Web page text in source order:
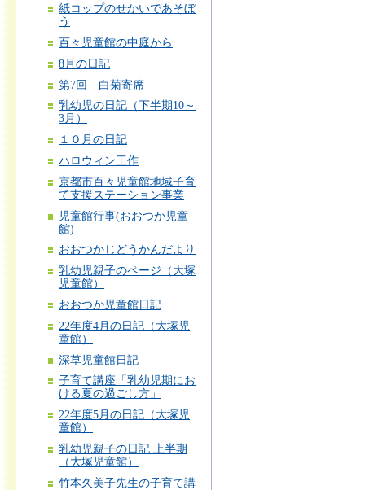
紙コップのせかいであそぼ
う
百々児童館の中庭から
8月の日記
第7回 白菊寄席
乳幼児の日記（下半期10～
3月）
１０月の日記
ハロウィン工作
京都市百々児童館地域子育
て支援ステーション事業
児童館行事(おおつか児童
館)
おおつかじどうかんだより
乳幼児親子のページ（大塚
児童館）
おおつか児童館日記
22年度4月の日記（大塚児
童館）
深草児童館日記
子育て講座「乳幼児期にお
ける夏の過ごし方」
22年度5月の日記（大塚児
童館）
乳幼児親子の日記 上半期
（大塚児童館）
竹本久美子先生の子育て講